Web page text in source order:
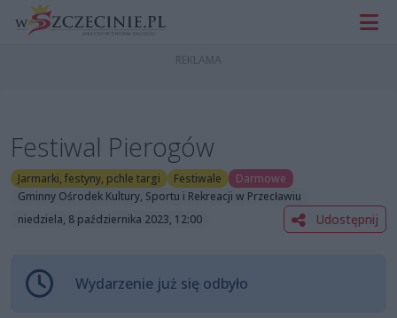
Festiwal Pierogów
Jarmarki, festyny, pchle targi Festiwale
Darmowe
Gminny Ośrodek Kultury, Sportu i Rekreacji w Przecławiu
niedziela, 8 października 2023, 12:00
Udostępnij
Wydarzenie już się odbyło